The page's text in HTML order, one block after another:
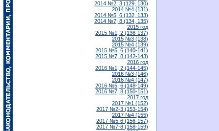
2014 №2, 3 (129, 130)
2014 №4 (131)
2014 №5, 6 (132, 133)
2014 №7, 8 (134, 135)
2015 год
2015 №1, 2 (136-137)
2015 №3 (138)
2015 №4 (139)
2015 №5, 6 (140-141)
2015 №7, 8 (142-143)
2016 год
2016 №1, 2 (144-145)
2016 №3 (146)
2016 №4 (147)
2016 №5, 6 (148-149)
2016 №7, 8 (150-151)
2017 год
2017 №1 (152)
2017 №2-3 (153-154)
2017 №4 (155)
2017 №5-6 (156-157)
2017 №7-8 (158-159)